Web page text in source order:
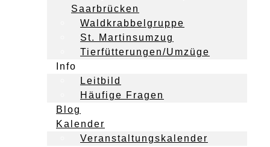
Saarbrücken
Waldkrabbelgruppe
St. Martinsumzug
Tierfütterungen/Umzüge
Info
Leitbild
Häufige Fragen
Blog
Kalender
Veranstaltungskalender